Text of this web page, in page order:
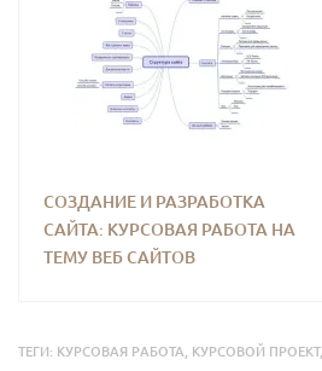
СОЗДАНИЕ И РАЗРАБОТКА
САЙТА: КУРСОВАЯ РАБОТА НА
ТЕМУ ВЕБ САЙТОВ
ТЕГИ: КУРСОВАЯ РАБОТА КУРСОВОЙ ПРОЕКТ,